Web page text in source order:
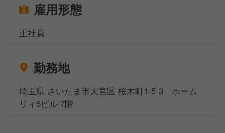
雇用形態
正社員
勤務地
埼玉県 さいたま市大宮区 桜木町1-5-3 ホーム
リィ5ビル 7階